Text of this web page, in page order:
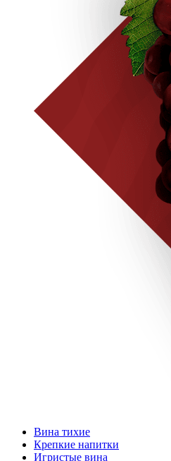
Вина тихие
Крепкие напитки
Игристые вина